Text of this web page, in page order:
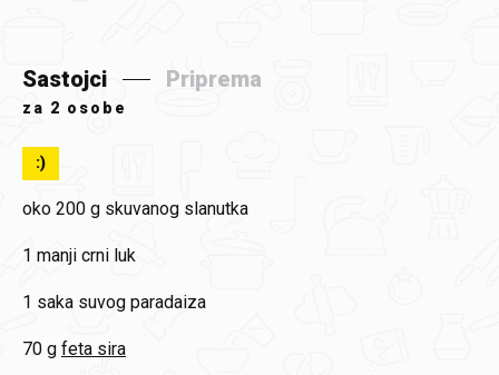
Sastojci Priprema
za 2 osobe
:)
oko 200 g skuvanog slanutka
1 manji crni luk
1 saka suvog paradaiza
70 g feta sira